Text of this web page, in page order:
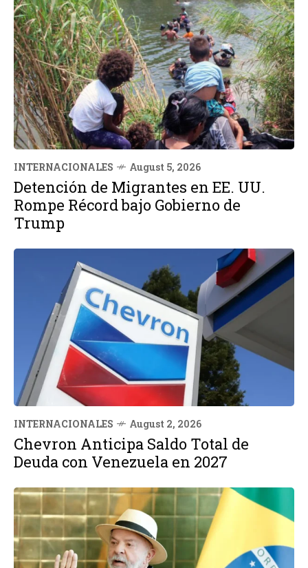
INTERNACIONALES August 5, 2026
Detención de Migrantes en EE. UU.
Rompe Récord bajo Gobierno de
Trump
INTERNACIONALES August 2, 2026
Chevron Anticipa Saldo Total de
Deuda con Venezuela en 2027